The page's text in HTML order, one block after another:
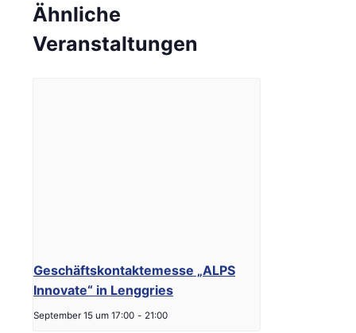
Ähnliche
Veranstaltungen
Geschäftskontaktemesse „ALPS
Innovate“ in Lenggries
September 15 um 17:00 - 21:00